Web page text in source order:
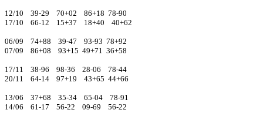
12/10 39-29 70+02 86+18 78-90
17/10 66-12 15+37 18+40 40+62
06/09 74+88 39-47 93-93 78+92
07/09 86+08 93+15 49+71 36+58
17/11 38-96 98-36 28-06 78-44
20/11 64-14 97+19 43+65 44+66
13/06 37+68 35-34 65-04 78-91
14/06 61-17 56-22 09-69 56-22